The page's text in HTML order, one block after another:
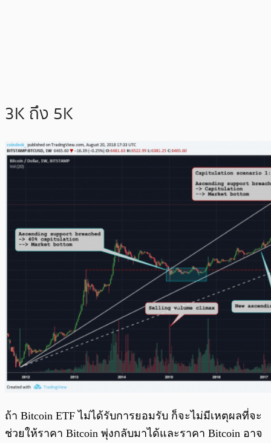
3K ถึง 5K
ถ้า Bitcoin ETF ไม่ได้รับการยอมรับ ก็จะไม่มีเหตุผลที่จะ
ช่วยให้ราคา Bitcoin พุ่งกลับมาได้และราคา Bitcoin อาจ